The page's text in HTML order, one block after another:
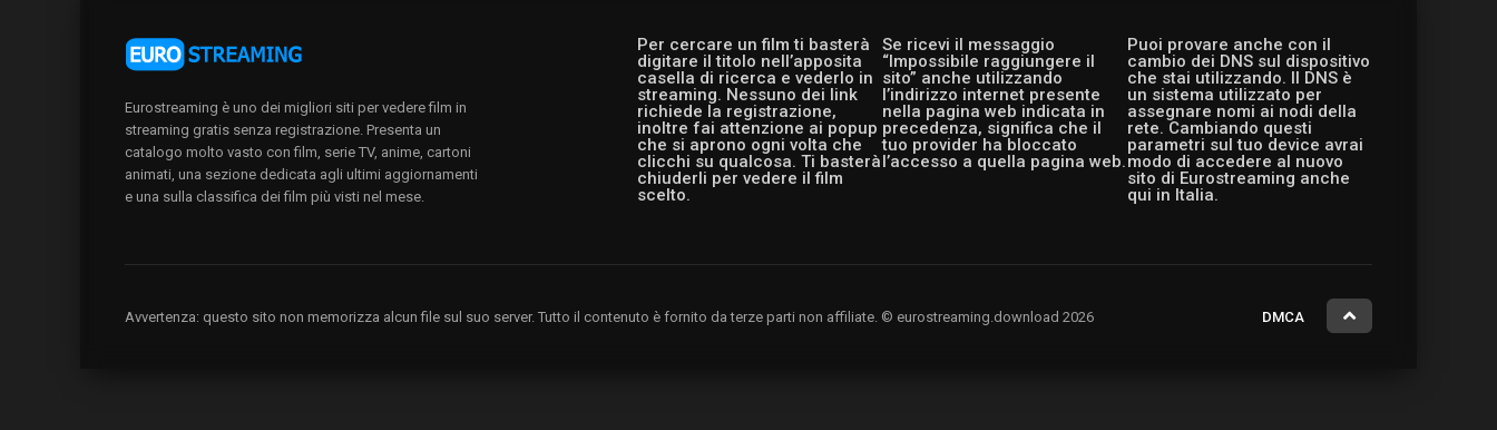
Per cercare un film ti basterà
digitare il titolo nell’apposita
casella di ricerca e vederlo in
streaming. Nessuno dei link
richiede la registrazione,
inoltre fai attenzione ai popup
che si aprono ogni volta che
clicchi su qualcosa. Ti basterà
chiuderli per vedere il film
scelto.
Se ricevi il messaggio
“Impossibile raggiungere il
sito” anche utilizzando
l’indirizzo internet presente
nella pagina web indicata in
precedenza, significa che il
tuo provider ha bloccato
l’accesso a quella pagina web.
Puoi provare anche con il
cambio dei DNS sul dispositivo
che stai utilizzando. Il DNS è
un sistema utilizzato per
assegnare nomi ai nodi della
rete. Cambiando questi
parametri sul tuo device avrai
modo di accedere al nuovo
sito di Eurostreaming anche
qui in Italia.
Eurostreaming è uno dei migliori siti per vedere film in
streaming gratis senza registrazione. Presenta un
catalogo molto vasto con film, serie TV, anime, cartoni
animati, una sezione dedicata agli ultimi aggiornamenti
e una sulla classifica dei film più visti nel mese.
Avvertenza: questo sito non memorizza alcun file sul suo server. Tutto il contenuto è fornito da terze parti non affiliate. © eurostreaming.download 2026 DMCA